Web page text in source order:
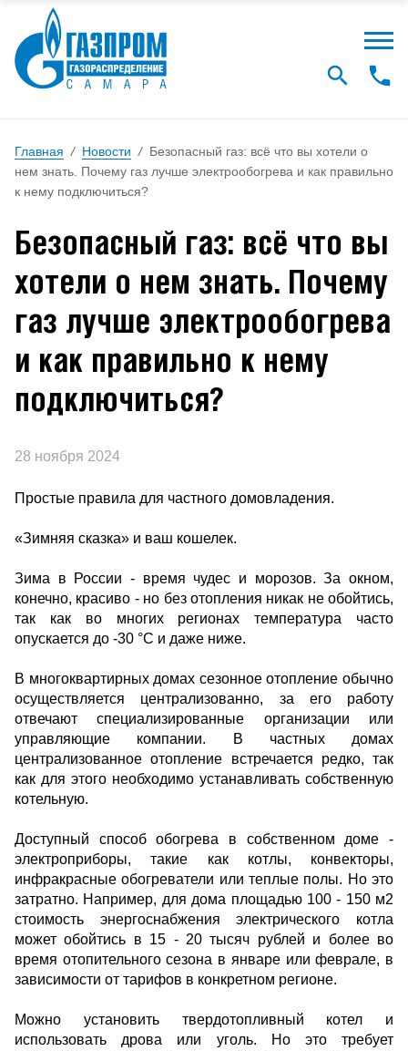
Главная / Новости / Безопасный газ: всё что вы хотели о
нем знать. Почему газ лучше электрообогрева и как правильно
к нему подключиться?
Безопасный газ: всё что вы
хотели о нем знать. Почему
газ лучше электрообогрева
и как правильно к нему
подключиться?
28 ноября 2024
Простые правила для частного домовладения.
«Зимняя сказка» и ваш кошелек.
Зима в России - время чудес и морозов. За окном,
конечно, красиво - но без отопления никак не обойтись,
так как во многих регионах температура часто
опускается до -30 °C и даже ниже.
В многоквартирных домах сезонное отопление обычно
осуществляется централизованно, за его работу
отвечают специализированные организации или
управляющие компании. В частных домах
централизованное отопление встречается редко, так
как для этого необходимо устанавливать собственную
котельную.
Доступный способ обогрева в собственном доме -
электроприборы, такие как котлы, конвекторы,
инфракрасные обогреватели или теплые полы. Но это
затратно. Например, для дома площадью 100 - 150 м2
стоимость энергоснабжения электрического котла
может обойтись в 15 - 20 тысяч рублей и более во
время отопительного сезона в январе или феврале, в
зависимости от тарифов в конкретном регионе.
Можно установить твердотопливный котел и
использовать дрова или уголь. Но это требует